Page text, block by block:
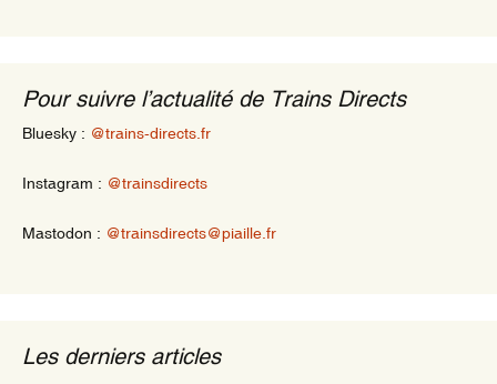
Pour suivre l’actualité de Trains Directs
Bluesky : @trains-directs.fr
Instagram : @trainsdirects
Mastodon : @trainsdirects@piaille.fr
Les derniers articles